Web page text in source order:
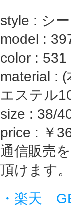
style : シ
model :
color : 531
material :
エステル
size : 38/
price : ￥
通信販売
頂けます。
・楽天